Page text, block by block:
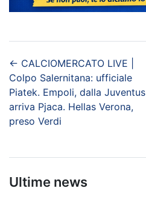
← CALCIOMERCATO LIVE |
Colpo Salernitana: ufficiale
Piatek. Empoli, dalla Juventus
arriva Pjaca. Hellas Verona,
preso Verdi
Ultime news